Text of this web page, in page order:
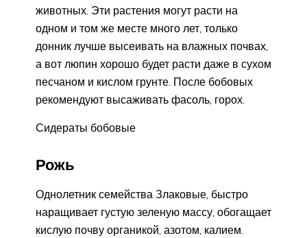
животных. Эти растения могут расти на
одном и том же месте много лет, только
донник лучше высеивать на влажных почвах,
а вот люпин хорошо будет расти даже в сухом
песчаном и кислом грунте. После бобовых
рекомендуют высаживать фасоль, горох.
Сидераты бобовые
Рожь
Однолетник семейства Злаковые, быстро
наращивает густую зеленую массу, обогащает
кислую почву органикой, азотом, калием.